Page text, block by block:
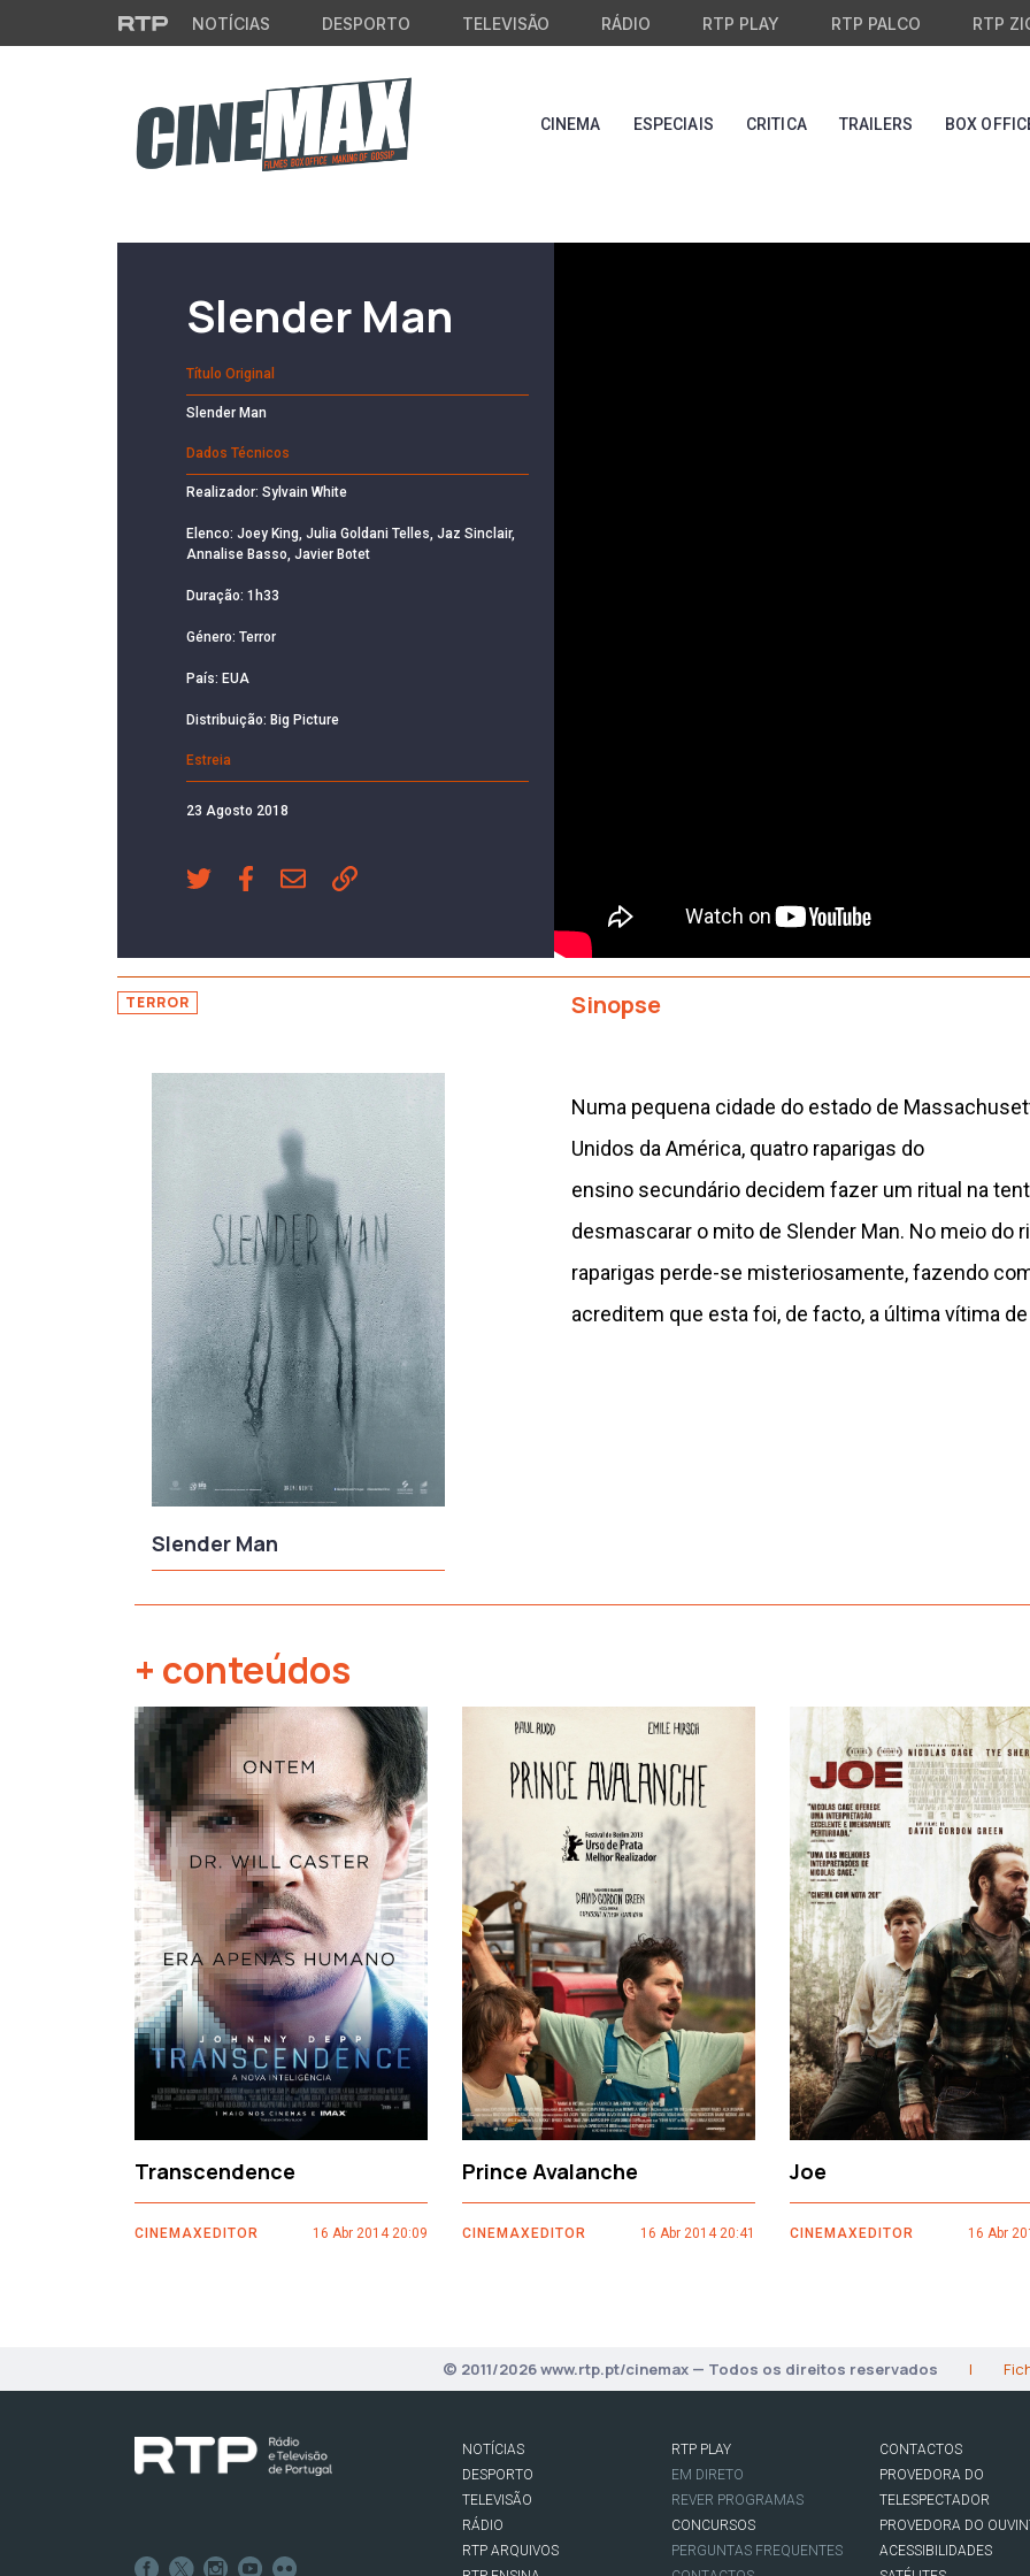
Saltar para o conteúdo principal
NOTÍCIAS DESPORTO TELEVISÃO RÁDIO RTP PLAY RTP PALCO RTP
CINEMA ESPECIAIS CRITICA TRAILERS BOX
Slender Man
Título Original
Slender Man
Dados Técnicos
Realizador: Sylvain White
Elenco: Joey King, Julia Goldani Telles, Jaz Sinclair,
Annalise Basso, Javier Botet
Duração: 1h33
Género: Terror
País: EUA
Distribuição: Big Picture
Estreia
23 Agosto 2018
TERROR Sinopse
Slender Man
Numa pequena cidade do estado de
Unidos da América, quatro raparigas do
ensino secundário decidem fazer um ritual na
desmascarar o mito de Slender Man. No meio do
raparigas perde-se misteriosamente, fazendo
acreditem que esta foi, de facto, a última vítima
+ conteúdos
Transcendence
CINEMAXEDITOR 16 Abr 2014 20:09
Prince Avalanche
CINEMAXEDITOR 16 Abr 2014 20:41
Joe
CINEMAXEDITOR 16 Abr
‹
© 2011/2026 www.rtp.pt/cinemax — Todos os direitos reservados |
NOTÍCIAS
DESPORTO
TELEVISÃO
RÁDIO
RTP ARQUIVOS
RTP PLAY
EM DIRETO
REVER PROGRAMAS
CONCURSOS
PERGUNTAS FREQUENTES
CONTACTOS
PROVEDORA DO
TELESPECTADOR
PROVEDORA DO
ACESSIBILIDADES